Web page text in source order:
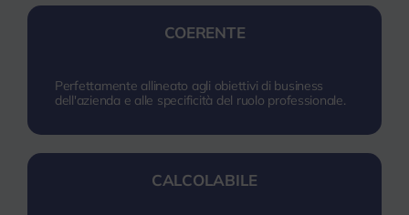
COERENTE
Perfettamente allineato agli obiettivi di business
dell'azienda e alle specificità del ruolo professionale.
CALCOLABILE